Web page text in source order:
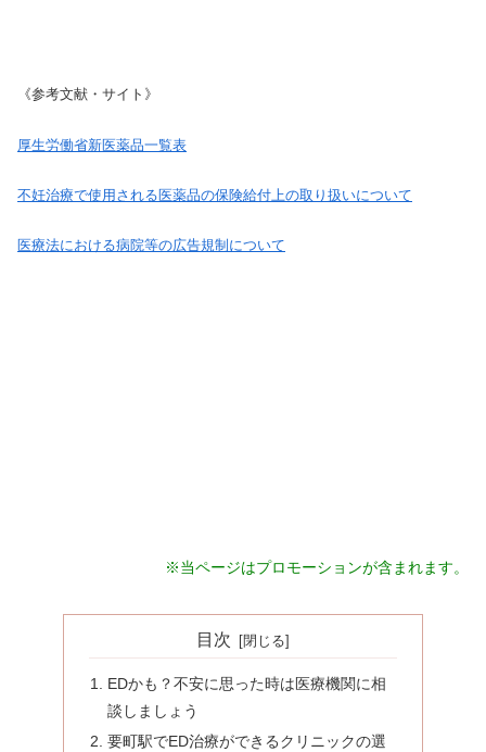
《参考文献・サイト》
厚生労働省新医薬品一覧表
不妊治療で使用される医薬品の保険給付上の取り扱いについて
医療法における病院等の広告規制について
※当ページはプロモーションが含まれます。
目次
EDかも？不安に思った時は医療機関に相
談しましょう
要町駅でED治療ができるクリニックの選